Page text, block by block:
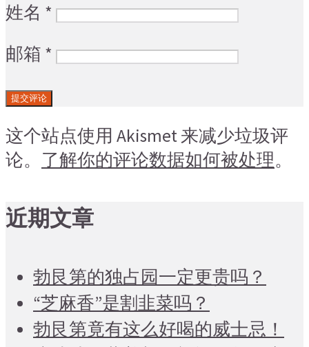
姓名 *
邮箱 *
这个站点使用 Akismet 来减少垃圾评
论。 了解你的评论数据如何被处理。
近期文章
勃艮第的独占园一定更贵吗？
“芝麻香”是割韭菜吗？
勃艮第竟有这么好喝的威士忌！